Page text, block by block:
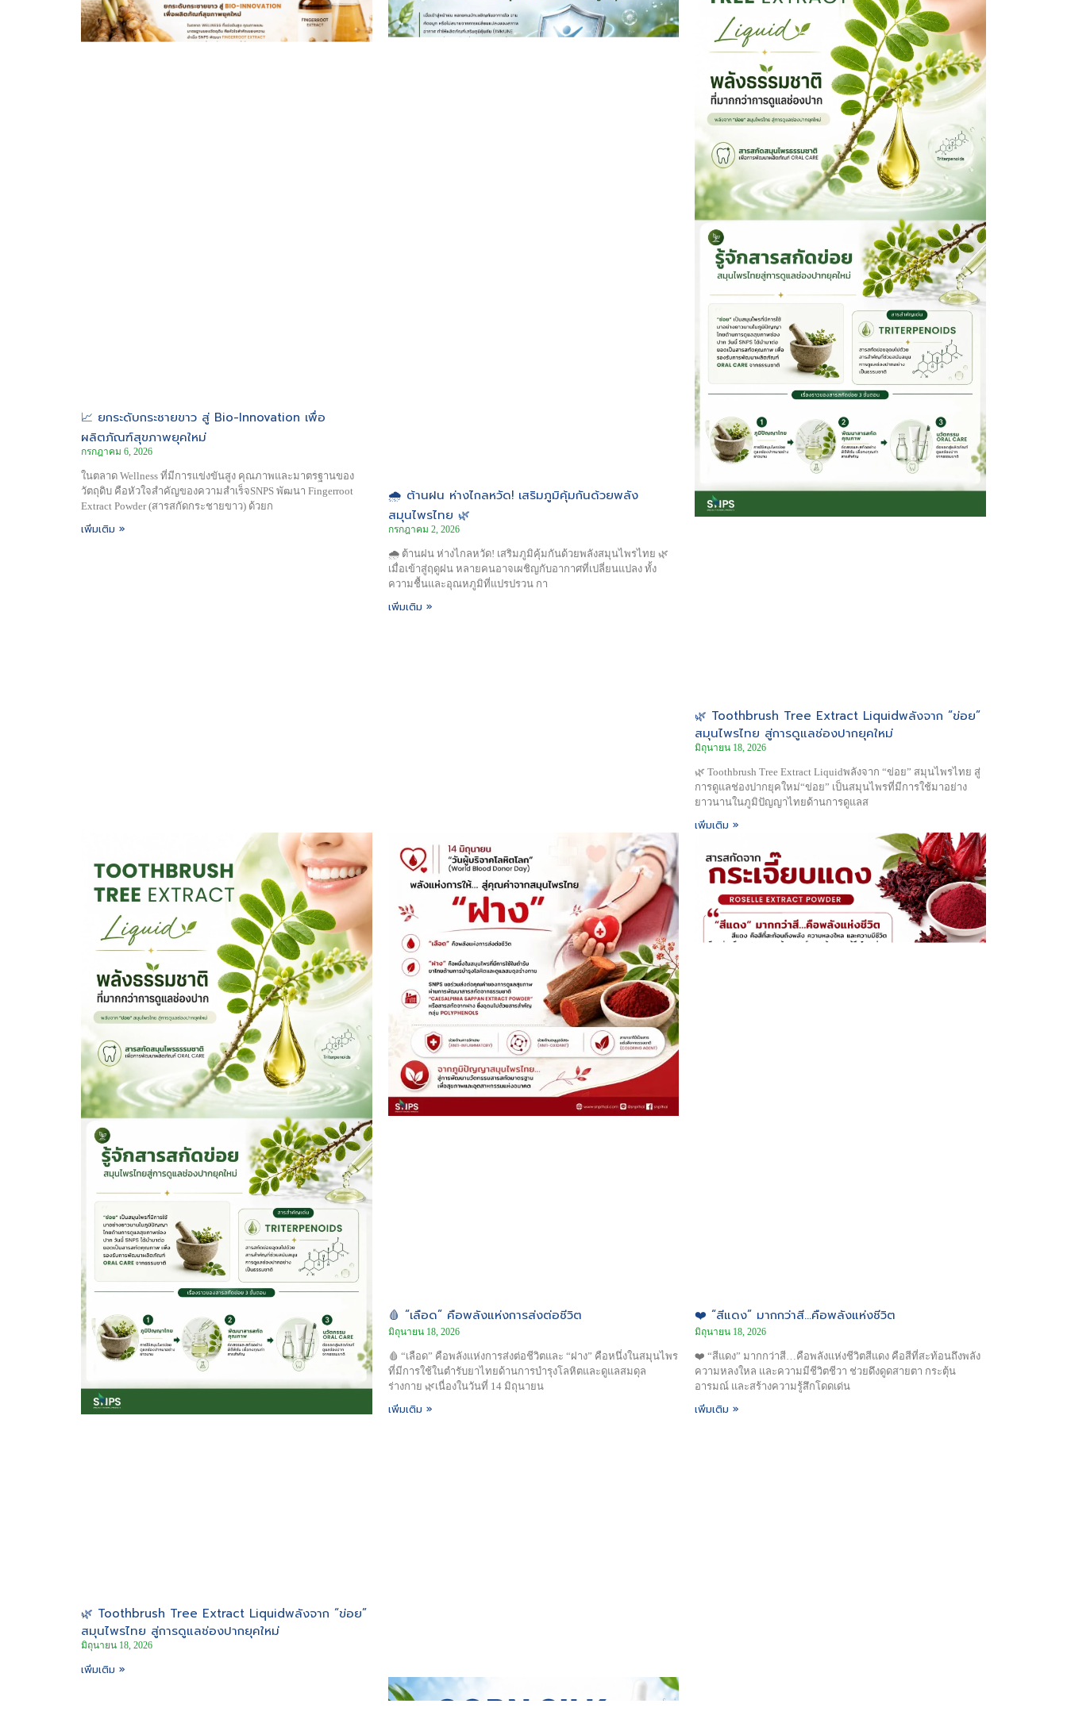
📈 ยกระดับกระชายขาว สู่ Bio-Innovation เพื่อ
ผลิตภัณฑ์สุขภาพยุคใหม่
กรกฎาคม 6, 2026
ในตลาด Wellness ที่มีการแข่งขันสูง คุณภาพและมาตรฐานของ
วัตถุดิบ คือหัวใจสำคัญของความสำเร็จSNPS พัฒนา Fingerroot
Extract Powder (สารสกัดกระชายขาว) ด้วยก
เพิ่มเติม »
🌧️ ต้านฝน ห่างไกลหวัด! เสริมภูมิคุ้มกันด้วยพลัง
สมุนไพรไทย 🌿
กรกฎาคม 2, 2026
🌧️ ต้านฝน ห่างไกลหวัด! เสริมภูมิคุ้มกันด้วยพลังสมุนไพรไทย 🌿
เมื่อเข้าสู่ฤดูฝน หลายคนอาจเผชิญกับอากาศที่เปลี่ยนแปลง ทั้ง
ความชื้นและอุณหภูมิที่แปรปรวน กา
เพิ่มเติม »
🌿 Toothbrush Tree Extract Liquidพลังจาก “ข่อย”
สมุนไพรไทย สู่การดูแลช่องปากยุคใหม่
มิถุนายน 18, 2026
🌿 Toothbrush Tree Extract Liquidพลังจาก “ข่อย” สมุนไพรไทย สู่
การดูแลช่องปากยุคใหม่“ข่อย” เป็นสมุนไพรที่มีการใช้มาอย่าง
ยาวนานในภูมิปัญญาไทยด้านการดูแลส
เพิ่มเติม »
🌿 Toothbrush Tree Extract Liquidพลังจาก “ข่อย”
สมุนไพรไทย สู่การดูแลช่องปากยุคใหม่
มิถุนายน 18, 2026
เพิ่มเติม »
🩸 “เลือด” คือพลังแห่งการส่งต่อชีวิต
มิถุนายน 18, 2026
🩸 “เลือด” คือพลังแห่งการส่งต่อชีวิตและ “ฝาง” คือหนึ่งในสมุนไพร
ที่มีการใช้ในตำรับยาไทยด้านการบำรุงโลหิตและดูแลสมดุล
ร่างกาย 🌿เนื่องในวันที่ 14 มิถุนายน
เพิ่มเติม »
❤️ “สีแดง” มากกว่าสี…คือพลังแห่งชีวิต
มิถุนายน 18, 2026
❤️ “สีแดง” มากกว่าสี…คือพลังแห่งชีวิตสีแดง คือสีที่สะท้อนถึงพลัง
ความหลงใหล และความมีชีวิตชีวา ช่วยดึงดูดสายตา กระตุ้น
อารมณ์ และสร้างความรู้สึกโดดเด่น
เพิ่มเติม »